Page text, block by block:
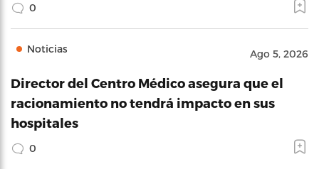
0
Noticias Ago 5, 2026
Director del Centro Médico asegura que el
racionamiento no tendrá impacto en sus
hospitales
0